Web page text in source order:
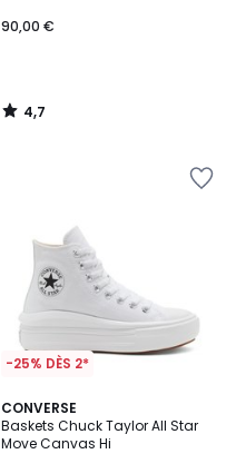
90,00 €
4,7
/
-25% DÈS 2*
CONVERSE
Baskets Chuck Taylor All Star
Move Canvas Hi
4,8
/ 5